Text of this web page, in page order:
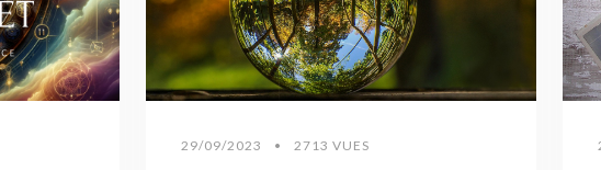
29/09/2023 • 2713 VUES